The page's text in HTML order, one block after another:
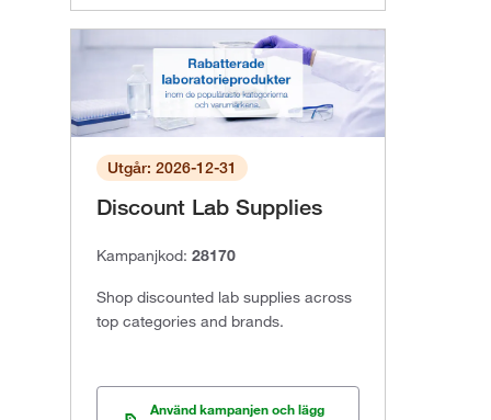
Utgår: 2026-12-31
Discount Lab Supplies
Kampanjkod: 28170
Shop discounted lab supplies across
top categories and brands.
Använd kampanjen och lägg